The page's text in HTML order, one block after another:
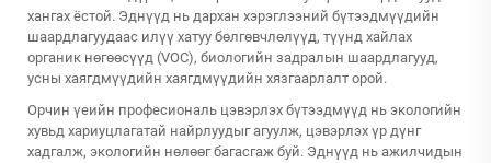
хангах ёстой. Эднүүд нь дархан хэрэглээний бүтээдмүүдийн
шаардлагуудаас илүү хатуу бөлгөвчлөлүүд, түүнд хайлах
органик нөгөөсүүд (VOC), биологийн задралын шаардлагууд,
усны хаягдмүүдийн хаягдмүүдийн хязгаарлалт орой.
Орчин үеийн професиональ цэвэрлэх бүтээдмүүд нь экологийн
хувьд хариуцлагатай найрлуудыг агуулж, цэвэрлэх үр дүнг
хадгалж, экологийн нөлөөг багасгаж буй. Эднүүд нь ажилчидын